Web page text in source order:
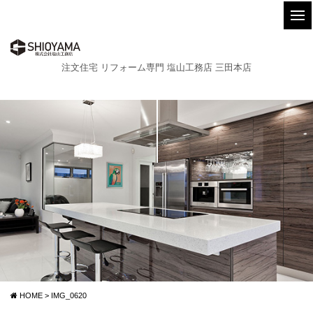
注文住宅 リフォーム専門 塩山工務店 三田本店
HOME > IMG_0620